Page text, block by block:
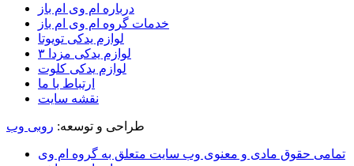
درباره ام وی ام باز
خدمات گروه ام وی ام باز
لوازم یدکی تویوتا
لوازم یدکی مزدا ۳
لوازم یدکی کلوت
ارتباط با ما
نقشه سایت
طراحی و توسعه: روبی وب
تمامی حقوق مادی و معنوی وب سایت متعلق به گروه ام وی